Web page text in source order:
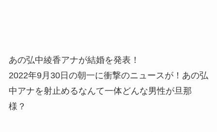
あの弘中綾香アナが結婚を発表！
2022年9月30日の朝一に衝撃のニュースが！あの弘
中アナを射止めるなんて一体どんな男性が旦那
様？